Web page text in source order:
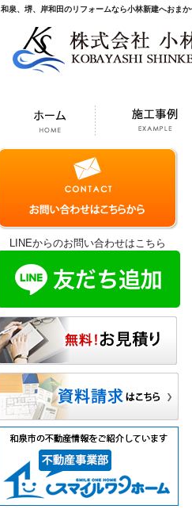
和泉、堺、岸和田のリフォームなら小林新建へおまか
LINEからのお問い合わせはこちら